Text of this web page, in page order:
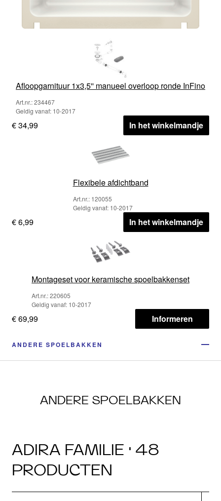
Afloopgarnituur 1x3,5'' manueel overloop ronde InFino
Art.nr.: 234467
Geldig vanaf: 10-2017
€ 34,99 In het winkelmandje
Flexibele afdichtband
Art.nr.: 120055
Geldig vanaf: 10-2017
€ 6,99 In het winkelmandje
Montageset voor keramische spoelbakkenset
Art.nr.: 220605
Geldig vanaf: 10-2017
€ 69,99 Informeren
ANDERE SPOELBAKKEN
ANDERE SPOELBAKKEN
ADIRA FAMILIE · 48
PRODUCTEN